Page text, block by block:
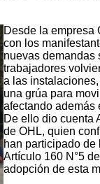
Desde la empresa
con los
nuevas demandas
trabajadores
a las
una grúa para
afectando además
De ello dio cuenta
de OHL, quien
han participado de
Artículo 160 N°5
adopción de esta